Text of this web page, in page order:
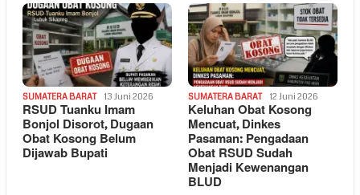
SUMATERA BARAT 13 Juni 2026
RSUD Tuanku Imam
Bonjol Disorot, Dugaan
Obat Kosong Belum
Dijawab Bupati
SUMATERA BARAT 12 Juni 2026
Keluhan Obat Kosong
Mencuat, Dinkes
Pasaman: Pengadaan
Obat RSUD Sudah
Menjadi Kewenangan
BLUD